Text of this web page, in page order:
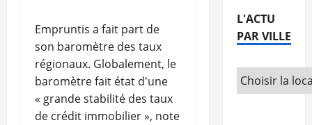
Empruntis a fait part de
son baromètre des taux
régionaux. Globalement, le
baromètre fait état d'une
« grande stabilité des taux
de crédit immobilier », note
L'ACTU
PAR VILLE